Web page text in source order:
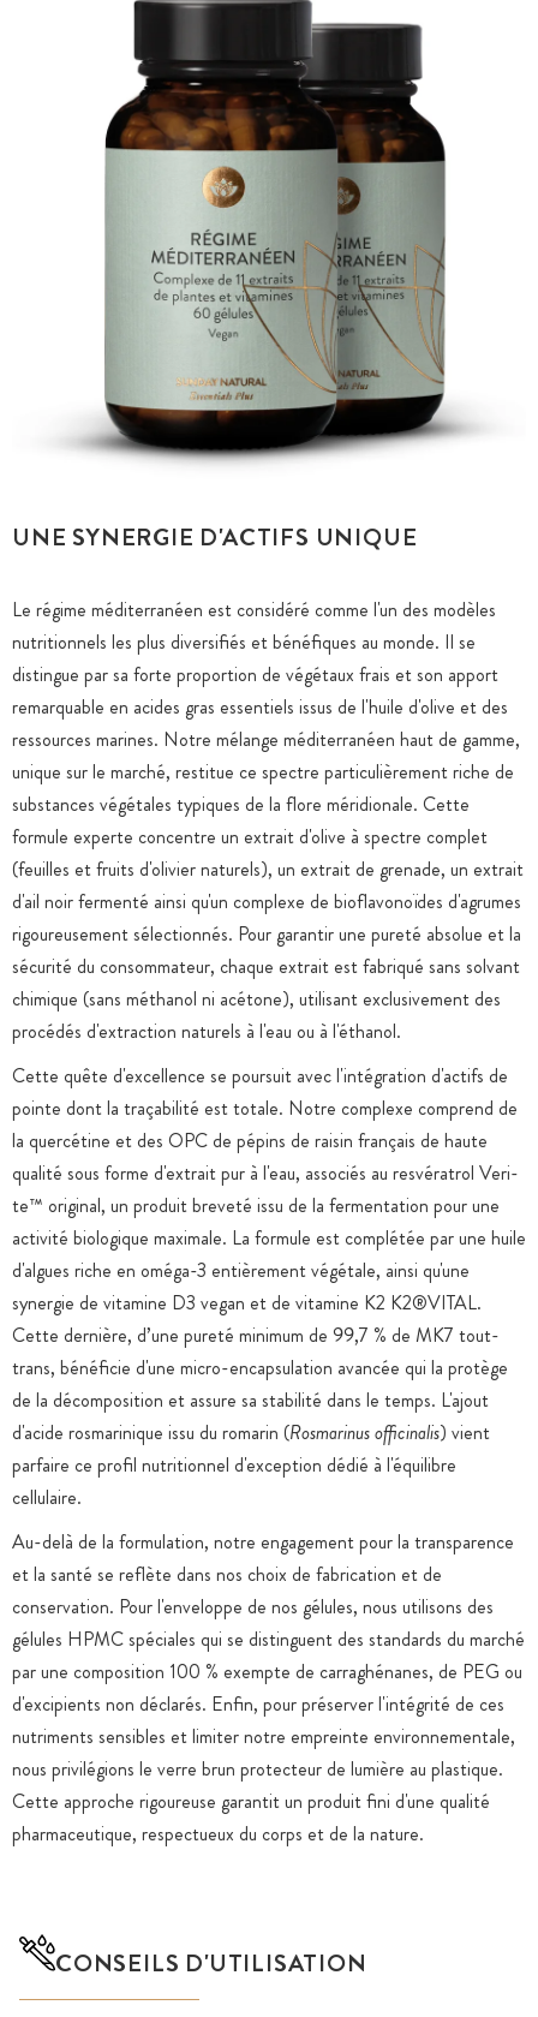
UNE SYNERGIE D'ACTIFS UNIQUE
Le régime méditerranéen est considéré comme l'un des modèles
nutritionnels les plus diversifiés et bénéfiques au monde. Il se
distingue par sa forte proportion de végétaux frais et son apport
remarquable en acides gras essentiels issus de l'huile d'olive et des
ressources marines. Notre mélange méditerranéen haut de gamme,
unique sur le marché, restitue ce spectre particulièrement riche de
substances végétales typiques de la flore méridionale. Cette
formule experte concentre un extrait d'olive à spectre complet
(feuilles et fruits d'olivier naturels), un extrait de grenade, un extrait
d'ail noir fermenté ainsi qu'un complexe de bioflavonoïdes d'agrumes
rigoureusement sélectionnés. Pour garantir une pureté absolue et la
sécurité du consommateur, chaque extrait est fabriqué sans solvant
chimique (sans méthanol ni acétone), utilisant exclusivement des
procédés d'extraction naturels à l'eau ou à l'éthanol.
Cette quête d'excellence se poursuit avec l'intégration d'actifs de
pointe dont la traçabilité est totale. Notre complexe comprend de
la quercétine et des OPC de pépins de raisin français de haute
qualité sous forme d'extrait pur à l'eau, associés au resvératrol Veri-
te™ original, un produit breveté issu de la fermentation pour une
activité biologique maximale. La formule est complétée par une huile
d'algues riche en oméga-3 entièrement végétale, ainsi qu'une
synergie de vitamine D3 vegan et de vitamine K2 K2®VITAL.
Cette dernière, d’une pureté minimum de 99,7 % de MK7 tout-
trans, bénéficie d'une micro-encapsulation avancée qui la protège
de la décomposition et assure sa stabilité dans le temps. L'ajout
d'acide rosmarinique issu du romarin (Rosmarinus officinalis) vient
parfaire ce profil nutritionnel d'exception dédié à l'équilibre
cellulaire.
Au-delà de la formulation, notre engagement pour la transparence
et la santé se reflète dans nos choix de fabrication et de
conservation. Pour l'enveloppe de nos gélules, nous utilisons des
gélules HPMC spéciales qui se distinguent des standards du marché
par une composition 100 % exempte de carraghénanes, de PEG ou
d'excipients non déclarés. Enfin, pour préserver l'intégrité de ces
nutriments sensibles et limiter notre empreinte environnementale,
nous privilégions le verre brun protecteur de lumière au plastique.
Cette approche rigoureuse garantit un produit fini d'une qualité
pharmaceutique, respectueux du corps et de la nature.
CONSEILS D'UTILISATION